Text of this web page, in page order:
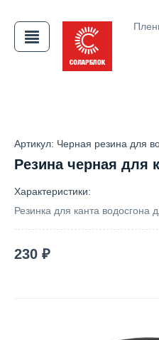
Артикул: Черная резина для
Резина черная для
Характеристики:
Резинка для канта водосгона
230 ₽